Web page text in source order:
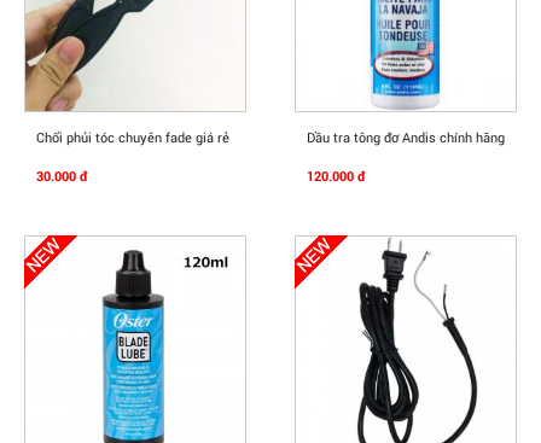
Mua Ngay
Chổi phủi tóc chuyên fade giá rẻ
30.000 đ
Mua Ngay
Dầu tra tông đơ Andis chính hãng
120.000 đ